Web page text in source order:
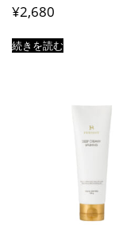
¥2,680
続きを読む